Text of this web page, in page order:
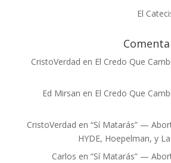
El
CristoVerdad en El Credo Que
Ed Mirsan en El Credo Que
CristoVerdad en“Sí Matarás” —
HYDE, Hoepelman, y
Carlos en“Sí Matarás” —